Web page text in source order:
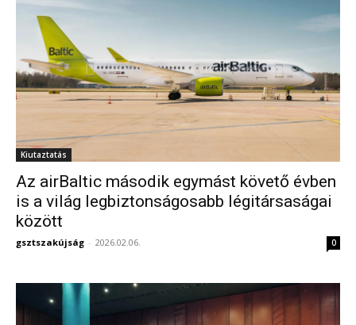
Kiutaztatás
Az airBaltic második egymást követő évben
is a világ legbiztonságosabb légitársaságai
között
gsztszakújság - 2026.02.06. 0